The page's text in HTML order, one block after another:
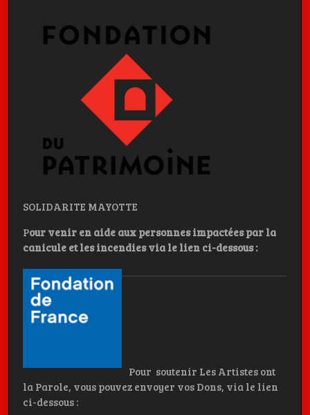
SOLIDARITE MAYOTTE
Pour venir en aide aux personnes impactées par la
canicule et les incendies via le lien ci-dessous :
Pour soutenir Les Artistes ont
la Parole, vous pouvez envoyer vos Dons, via le lien
ci-dessous :